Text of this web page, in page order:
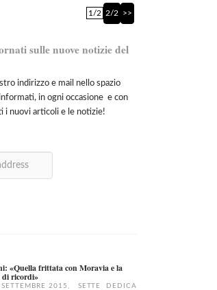
1/2 2/2 >>
sulle nuove notizie del
indirizzo e mail nello spazio
in ogni occasione e con
i nuovi articoli e le notizie!
«Quella frittata con Moravia e la
di ricordi»
SETTEMBRE 2015, SETTE DEDICA